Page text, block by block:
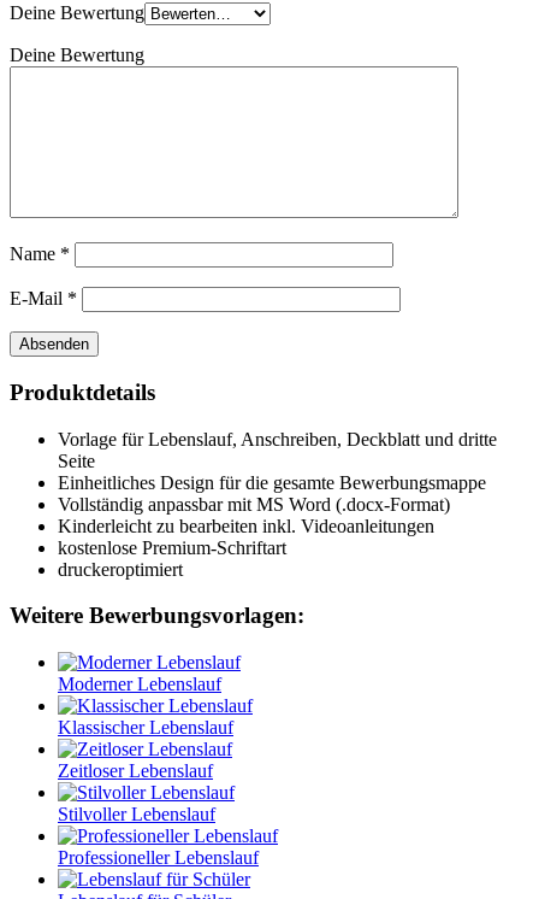
Deine Bewertung
Deine Bewertung
Name *
E-Mail *
Produktdetails
Vorlage für Lebenslauf, Anschreiben, Deckblatt und dritte
Seite
Einheitliches Design für die gesamte Bewerbungsmappe
Vollständig anpassbar mit MS Word (.docx-Format)
Kinderleicht zu bearbeiten inkl. Videoanleitungen
kostenlose Premium-Schriftart
druckeroptimiert
Weitere Bewerbungsvorlagen:
Moderner Lebenslauf
Klassischer Lebenslauf
Zeitloser Lebenslauf
Stilvoller Lebenslauf
Professioneller Lebenslauf